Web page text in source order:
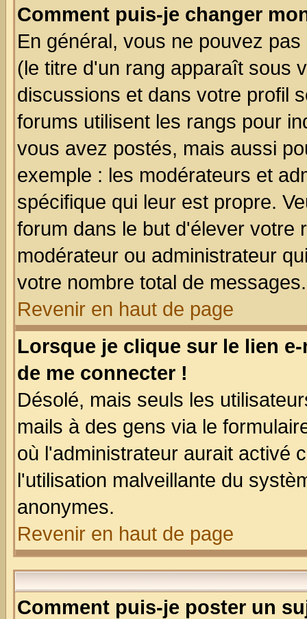
Comment puis-je changer
En général, vous ne pouvez
(le titre d'un rang apparaît sous
discussions et dans votre profil
forums utilisent les rangs pour
vous avez postés, mais aussi
exemple : les modérateurs et
spécifique qui leur est propre.
forum dans le but d'élever votre
modérateur ou administrateur
votre nombre total de messages.
Revenir en haut de page
Lorsque je clique sur le lien
de me connecter !
Désolé, mais seuls les
mails à des gens via le
où l'administrateur aurait activé
l'utilisation malveillante du
anonymes.
Revenir en haut de page
Comment puis-je poster un